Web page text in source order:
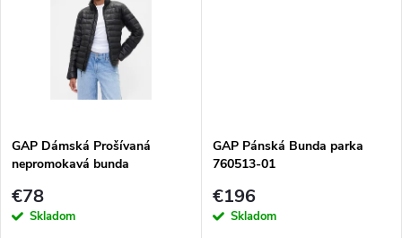
v
GAP Dámská Prošívaná
nepromokavá bunda
výpredaj
€78
Skladom
GAP Pánská Bunda parka
760513-01
€196
Skladom